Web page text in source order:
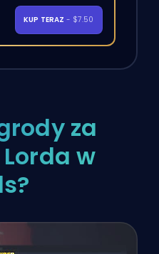
KUP TERAZ - $7.50
za
w